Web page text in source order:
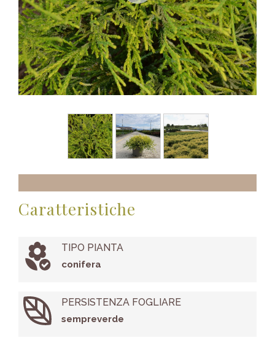
Caratteristiche
TIPO PIANTA
conifera
PERSISTENZA FOGLIARE
sempreverde